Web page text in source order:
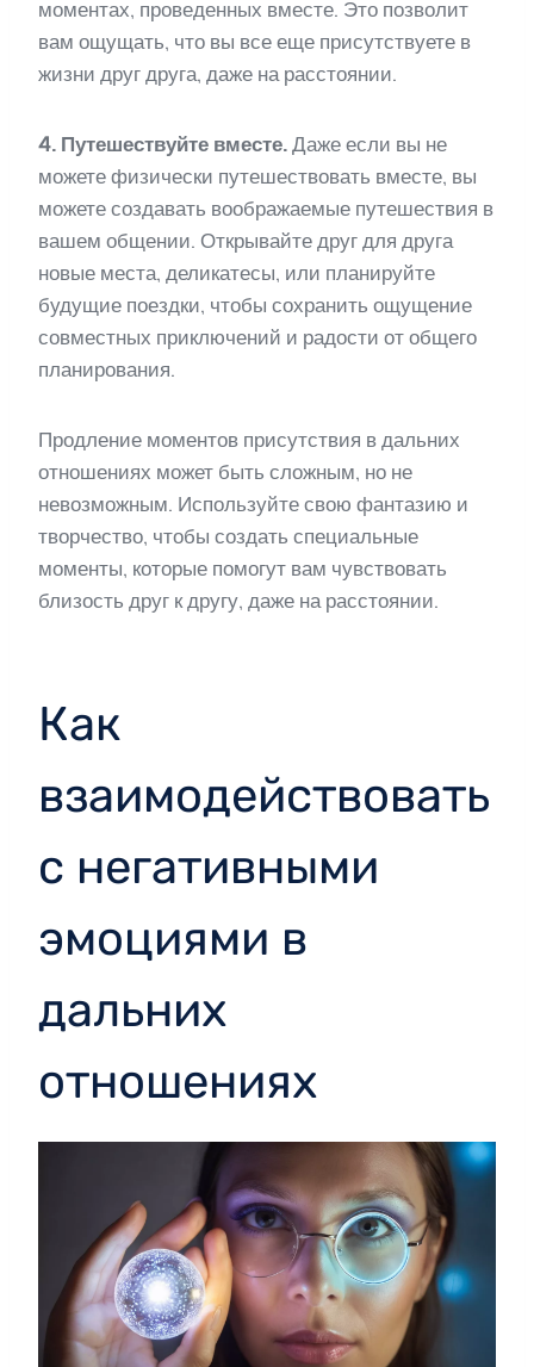
моментах, проведенных вместе. Это позволит
вам ощущать, что вы все еще присутствуете в
жизни друг друга, даже на расстоянии.
4. Путешествуйте вместе. Даже если вы не
можете физически путешествовать вместе, вы
можете создавать воображаемые путешествия в
вашем общении. Открывайте друг для друга
новые места, деликатесы, или планируйте
будущие поездки, чтобы сохранить ощущение
совместных приключений и радости от общего
планирования.
Продление моментов присутствия в дальних
отношениях может быть сложным, но не
невозможным. Используйте свою фантазию и
творчество, чтобы создать специальные
моменты, которые помогут вам чувствовать
близость друг к другу, даже на расстоянии.
Как
взаимодействовать
с негативными
эмоциями в
дальних
отношениях